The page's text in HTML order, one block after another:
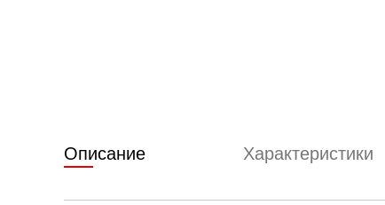
Описание Характеристики